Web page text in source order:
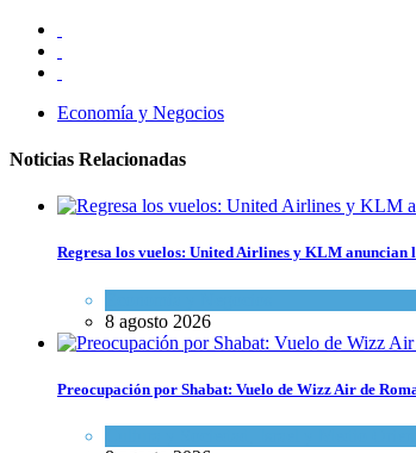
Economía y Negocios
Noticias Relacionadas
Regresa los vuelos: United Airlines y KLM anuncian
8 agosto 2026
Preocupación por Shabat: Vuelo de Wizz Air de